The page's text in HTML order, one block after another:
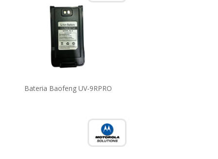
Bateria Baofeng UV-9RPRO